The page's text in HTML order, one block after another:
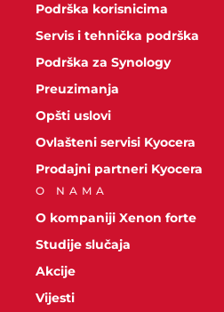
Podrška korisnicima
Servis i tehnička podrška
Podrška za Synology
Preuzimanja
Opšti uslovi
Ovlašteni servisi Kyocera
Prodajni partneri Kyocera
O NAMA
O kompaniji Xenon forte
Studije slučaja
Akcije
Vijesti